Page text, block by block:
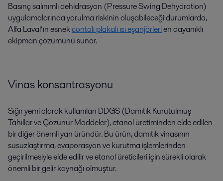
Basınç salınımlı dehidrasyon (Pressure Swing Dehydration)
uygulamalarında yorulma riskinin oluşabileceği durumlarda,
Alfa Laval’ın esnekcontalıplakalıısı eşanjörlerien dayanıklı
ekipman çözümünü sunar.
Vinaskonsantrasyonu
Sığır yemi olarak kullanılan DDGS (Damıtık Kurutulmuş
Tahıllar ve Çözünür Maddeler), etanol üretiminden elde edilen
bir diğer önemli yan üründür. Bu ürün, damıtık vinasının
susuzlaştırma, evaporasyon ve kurutma işlemlerinden
geçirilmesiyle elde edilir ve etanol üreticileri için sürekli olarak
önemli bir gelir kaynağı olmuştur.